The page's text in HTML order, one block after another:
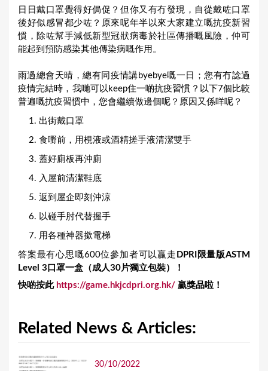
日日戴口罩覺得好侷促？但你又有冇發現，自從戴咗口罩
後好似感冒都少咗？原來呢年半以來大家建立嘅抗疫新習
慣，除咗幫手減低新型冠狀病毒於社區傳播嘅風險，仲可
能起到預防感染其他傳染病嘅作用。
雨過總會天晴，總有同疫情講byebye嘅一日；您有冇諗過
疫情完結時，我哋可以keep住一啲抗疫習慣？以下7個比較
普遍嘅抗疫習慣中，您會繼續做邊個呢？原因又係咩呢？
出街戴口罩
食嘢前，用梘液或酒精搓手液清潔雙手
蓋好廁板再沖廁
入屋前清潔鞋底
返到屋企即刻沖涼
以碰手肘代替握手
用各種神器撳電梯
答案最有心思嘅600位參加者可以贏走 DPRI 限量版ASTM
Level 3 口罩一盒（成人30片獨立包裝）！
快啲按此 https://game.hkjcdpri.org.hk/ 贏獎品啦！
Related News & Articles:
30/10/2022